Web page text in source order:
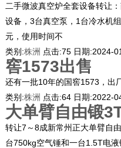
二手微波真空炉全套设备转让
设备，3台真空泵，1台冷水机
元，使用时间不
类别:株洲 点击:75 日期:2024-
窖1573出售
还有一批10年的国窖1573，出
类别:株洲 点击:64 日期:2022-
大单臂自由锻
转让7～8成新常州正大单臂自
台750kg空气锤和一台1.5T电液